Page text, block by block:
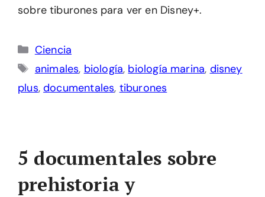
sobre tiburones para ver en Disney+.
Categorías
Ciencia
Etiquetas
animales, biología, biología marina, disney
plus,documentales, tiburones
5 documentales sobre
prehistoria y